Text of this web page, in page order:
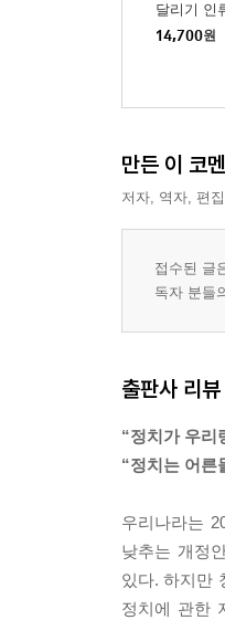
달리기 인
14,700원
만든 이 코
저자, 역자, 편
접수된 글
독자 분들
출판사 리뷰
“정치가 우리
“정치는 어른
우리나라는
낮추는 개정
있다. 하지만
정치에 관한